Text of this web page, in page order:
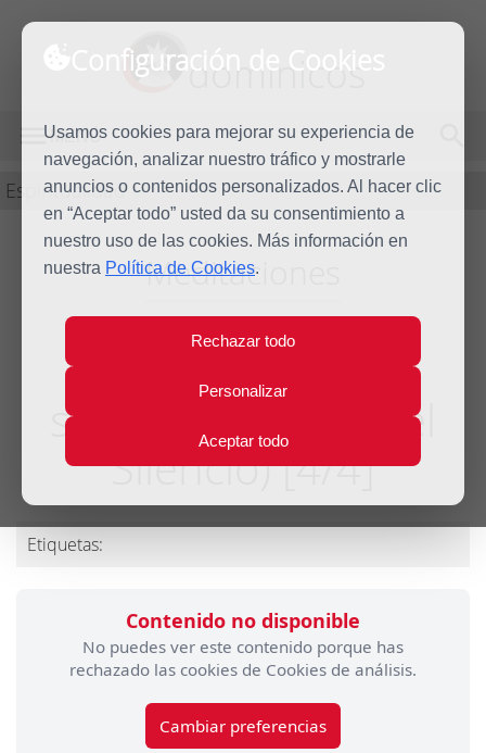
Configuración de Cookies
Usamos cookies para mejorar su experiencia de
navegación, analizar nuestro tráfico y mostrarle
anuncios o contenidos personalizados. Al hacer clic
en “Aceptar todo” usted da su consentimiento a
nuestro uso de las cookies. Más información en
nuestra Política de Cookies.
Rechazar todo
Personalizar
Aceptar todo
dominicos
MENÚ
Espiritualidad
Meditaciones
Palabras desde el
silencio (Escuela del
Silencio) [4/4]
Etiquetas:
Contenido no disponible
No puedes ver este contenido porque has
rechazado las cookies de Cookies de análisis.
Cambiar preferencias